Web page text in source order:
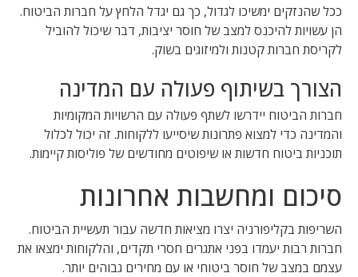
ככל שהנזקים ימשיכו לגדול, כך גם יגדל הלחץ על חברות הביטוח.
הן עשויות להיכנס למצב של חוסר יציבות, דבר שיכול להוביל
לקריסת חברות קטנות ולמיזוגים בשוק.
הצורך בשיתוף פעולה עם המדינה
חברות הביטוח יידרשו לשתף פעולה עם הרשויות המקומיות
והמדינה כדי למצוא פתרונות שיסייעו ללקוחות. זה יכול לכלול
תוכניות ביטוח חדשות או שיפוטים מחודשים של פוליסות קיימות.
סיכום ומחשבות אחרונות
השריפות בקליפורניה יצרו מציאות חדשה עבור תעשיית הביטוח.
חברות רבות יעמדו בפני אתגרים חסרי תקדים, והלקוחות ימצאו את
עצמם במצב של חוסר ביטוחי או עם מחירים גבוהים יותר.